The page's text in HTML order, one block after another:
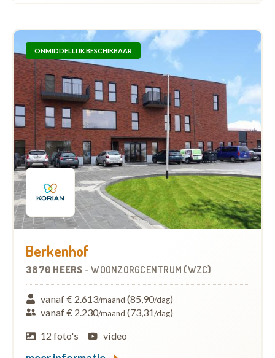
ONMIDDELLIJK BESCHIKBAAR
Berkenhof
3870 HEERS -WOONZORGCENTRUM (WZC)
vanaf € 2.613/maand (85,90/dag)
vanaf € 2.230/maand (73,31/dag)
12 foto's
video